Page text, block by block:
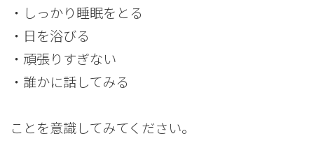
・しっかり睡眠をとる
・日を浴びる
・頑張りすぎない
・誰かに話してみる
ことを意識してみてください。